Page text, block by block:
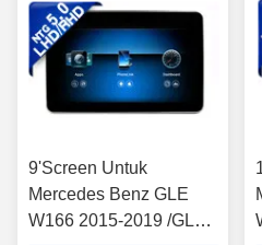
9'Screen Untuk
Mercedes Benz GLE
W166 2015-2019 /GLS